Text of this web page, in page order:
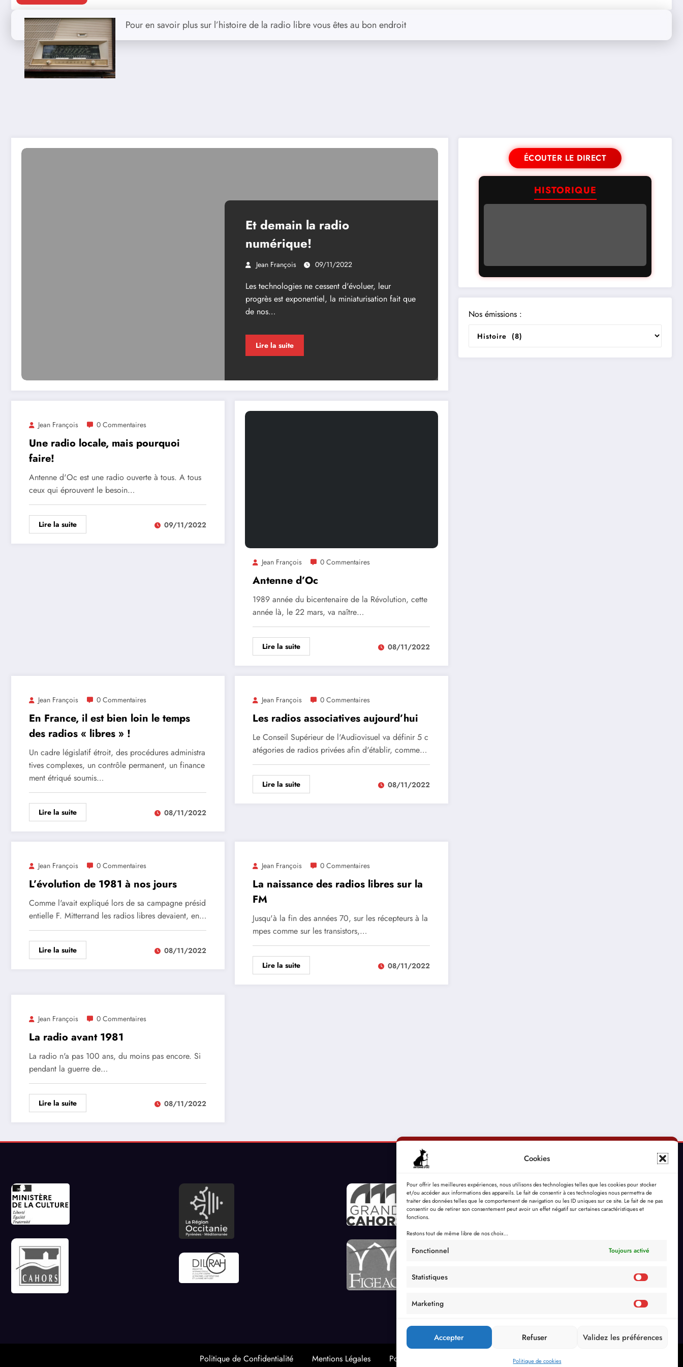
Cookies
Pour offrir les meilleures expériences, nous utilisons des technologies telles que les cookies pour stocker
et/ou accéder aux informations des appareils. Le fait de consentir à ces technologies nous permettra de
traiter des données telles que le comportement de navigation ou les ID uniques sur ce site. Le fait de ne pas
consentir ou de retirer son consentement peut avoir un effet négatif sur certaines caractéristiques et
fonctions.
Restons tout de même libre de nos choix...
Fonctionnel Toujours activé
Statistiques
Marketing
Accepter Refuser Validez les préférences
Politique de cookies
Pour en savoir plus sur l’histoire de la radio libre vous êtes au bon endroit
Et demain la radio
numérique!
Jean François 09/11/2022
Les technologies ne cessent d'évoluer, leur
progrès est exponentiel, la miniaturisation fait que
de nos…
Lire la suite
Jean François 0 Commentaires
Une radio locale, mais pourquoi
faire!
Antenne d'Oc est une radio ouverte à tous. A tous
ceux qui éprouvent le besoin…
Lire la suite 09/11/2022
Jean François 0 Commentaires
Antenne d’Oc
1989 année du bicentenaire de la Révolution, cette
année là, le 22 mars, va naître…
Lire la suite 08/11/2022
Jean François 0 Commentaires
En France, il est bien loin le temps
des radios « libres » !
Un cadre législatif étroit, des procédures administra
tives complexes, un contrôle permanent, un finance
ment étriqué soumis…
Lire la suite 08/11/2022
Jean François 0 Commentaires
Les radios associatives aujourd’hui
Le Conseil Supérieur de l'Audiovisuel va définir 5 c
atégories de radios privées afin d'établir, comme…
Lire la suite 08/11/2022
Jean François 0 Commentaires
L’évolution de 1981 à nos jours
Comme l'avait expliqué lors de sa campagne présid
entielle F. Mitterrand les radios libres devaient, en…
Lire la suite 08/11/2022
Jean François 0 Commentaires
La naissance des radios libres sur la
FM
Jusqu'à la fin des années 70, sur les récepteurs à la
mpes comme sur les transistors,…
Lire la suite 08/11/2022
Jean François 0 Commentaires
La radio avant 1981
La radio n'a pas 100 ans, du moins pas encore. Si
pendant la guerre de…
Lire la suite 08/11/2022
ÉCOUTER LE DIRECT
HISTORIQUE
Nos émissions :
Politique de Confidentialité Mentions Légales Politique de cookies (UE)